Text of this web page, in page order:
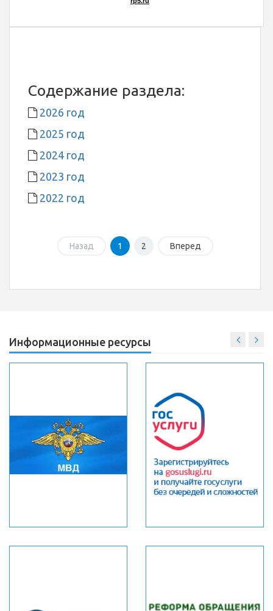
Содержание раздела:
2026 год
2025 год
2024 год
2023 год
2022 год
Назад 1 2 Вперед
Информационные ресурсы